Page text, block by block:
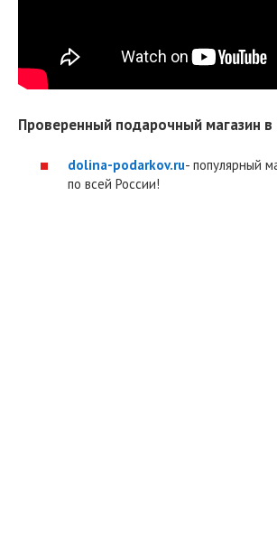
Проверенный подарочный магазин в
dolina-podarkov.ru- популярный
по всей России!